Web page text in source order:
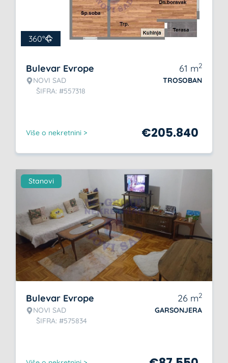
360°
Bulevar Evrope
NOVI SAD
ŠIFRA: #557318
61 m2
TROSOBAN
Više o nekretnini > €205.840
Stanovi
Bulevar Evrope
NOVI SAD
ŠIFRA: #575834
26 m2
GARSONJERA